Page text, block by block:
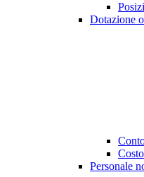
Dotazione
Personale